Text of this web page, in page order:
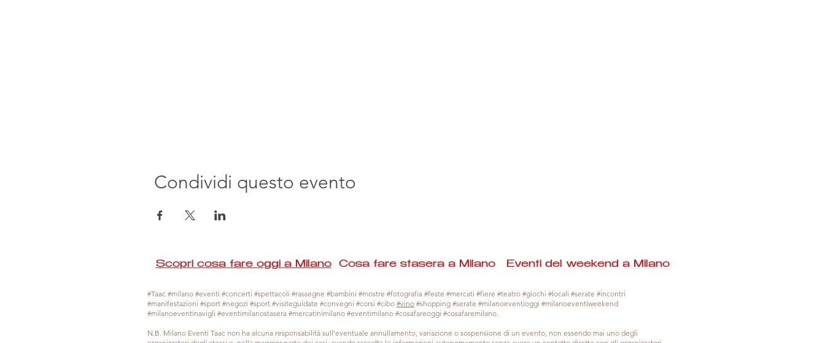
Condividi questo evento
Scopri cosa fare oggi a MilanoCosa fare stasera a Milano Eventi del weekend a Milano
#Taac #milano #eventi #concerti #spettacoli #rassegne #bambini #mostre #fotografia #feste #mercati #fiere #teatro #giochi #locali #serate #incontri
#manifestazioni #sport #negozi #sport #visiteguidate #convegni #corsi #cibo #vino #shopping #serate #milanoeventioggi #milanoeventiweekend
#milanoeventinavigli #eventimilanostasera #mercatinimilano #eventimilano #cosafareoggi #cosafaremilano.
N.B. Milano Eventi Taac non ha alcuna responsabilità sull'eventuale annullamento, variazione o sospensione di un evento, non essendo mai uno degli